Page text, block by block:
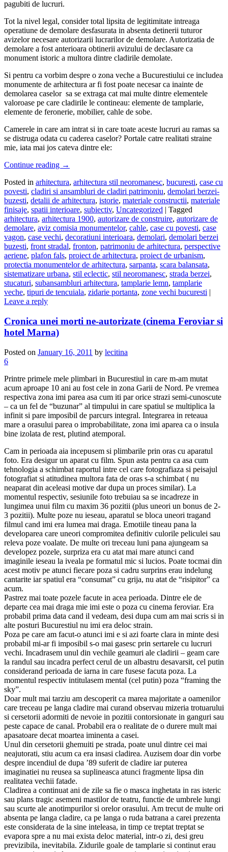
pagubiti de lucruri.
Tot la nivel legal, consider total lipsita de legitimitate intreaga
operatiune de demolare desfasurata in absenta detinerii tuturor
avizelor necesare autorizarii lucrarilor de demolare. Autorizatia de
demolare a fost anterioara obtinerii avizului de declasare ca
monument istoric a multora dintre cladirile demolate.
Si pentru ca vorbim despre o zona veche a Bucurestiului ce includea
monumente de arhitectura ar fi fost poate necesar ca inainte de
demolarea caselor sa se extraga cat mai multe dintre elementele
valoroase pe care cladirile le contineau: elemente de tamplarie,
elemente de feronerie, mobilier, cahle de sobe.
Camerele in care am intrat si in care toate aceste lucruri au ramas sa
se distruga odata cu caderea caselor? Portale catre realitati straine
mie, iata mai jos cateva dintre ele:
Continue reading →
Posted in arhitectura, arhitectura stil neoromanesc, bucuresti, case cu
povesti, cladiri si ansambluri de cladiri patrimoniu, demolari berzei-
buzesti, detalii de arhitectura, istorie, materiale constructii, materiale
finisaje, spatii interioare, subiectiv, Uncategorized | Tagged
arhitectura, arhitectura 1900, autorizare de construire, autorizare de
demolare, aviz comisia monumentelor, cahle, case cu povesti, case
vagon, case vechi, decoratiuni interioara, demolari, demolari berzei
buzesti, front stradal, fronton, patrimoniu de arhitectura, perspective
aeriene, plafon fals, proiect de arhitectura, proiect de urbanism,
protectia monumentelor de arhitectura, sarpanta, scara balansata,
sistematizare urbana, stil eclectic, stil neoromanesc, strada berzei,
stucaturi, subansambluri arhitectura, tamplarie lemn, tamplarie
veche, tipuri de tencuiala, zidarie portanta, zone vechi bucuresti |
Leave a reply
Cronica unei morti ne-autorizate (cinema Feroviar si
hotel Marna)
Posted on January 16, 2011 by lecitina
6
Printre primele mele plimbari in Bucurestiul in care m-am mutat
acum aproape 10 ani au fost cele in zona Garii de Nord. Pe vremea
respectiva zona imi parea asa cum iti par orice strazi semi-cunoscute
– ca un fel de “buzunar” al timpului in care spatiul se multiplica la
infinit si pare imposibil de parcurs integral. Integrarea in reteaua
mare a orasului parea o improbabilitate, zona imi aparea ca o insula
bine izolata de rest, plutind atemporal.
Cam in perioada aia incepusem si plimbarile prin oras cu aparatul
foto. Era desigur un aparat cu film. Spun asta pentru ca asa cum
tehnologia a schimbat raportul intre cel care fotografiaza si peisajul
fotografiat si atitudinea multora fata de oras s-a schimbat ( nu
neaparat din aceleasi motive dar dupa un proces similar). La
momentul respectiv, sesiunile foto trebuiau sa se incadreze in
lungimea unui film cu maxim 36 pozitii (plus uneori un bonus de 2-
3 pozitii). Multe poze nu ieseau, aparatul se bloca uneori tragand
filmul cand imi era lumea mai draga. Emotiile tineau pana la
developarea care uneori compromitea definitiv culorile peliculei sau
releva poze voalate. De multe ori treceau luni pana ajungeam sa
developez pozele, surpriza era cu atat mai mare atunci cand
imaginile ieseau la iveala pe formatul mic si lucios. Poate tocmai din
acest motiv pe atunci fiecare poza si cadru surprins erau indelung
cantarite iar spatiul era “consumat” cu grija, nu atat de “risipitor” ca
acum.
Pastrez mai toate pozele facute in acea perioada. Dintre ele de
departe cea mai draga mie imi este o poza cu cinema feroviar. Era
probabil prima data cand il vedeam, desi dupa cum am mai scris si in
alte posturi Bucurestiul nu imi era deloc strain.
Poza pe care am facut-o atunci imi e si azi foarte clara in minte desi
probabil mi-ar fi imposibil s-o mai gasesc prin sertarele cu lucruri
vechi. Incadrasem unul din vechile geamuri ale cladirii – geam care
la randul sau incadra perfect cerul de un albastru desavarsit, cel putin
considerand perioada de iarna in care fusese facuta poza. La
momentul respectiv intitulasem mental (cel putin) poza “framing the
sky”.
Doar mult mai tarziu am descoperit ca marea majoritate a oamenilor
care treceau pe langa cladire mai curand observau mizeria trotuarului
si cersetorii adormiti de nevoie in pozitii contorsionate in ganguri sau
peste capace de canal. Probabil era o realitate de o durere mult mai
apasatoare decat moartea iminenta a casei.
Unul din cersetorii ghemuiti pe strada, poate unul dintre cei mai
neajutorati, stiu acum ca era insasi cladirea. Auzisem doar din vorbe
despre incendiul de dupa ’89 suferit de cladire iar puterea
imaginatiei nu reusea sa suplineasca atunci fragmente lipsa din
realitatea vechii fatade.
Cladirea a continuat ani de zile sa fie o masca inghetata in ras isteric
sau plans tragic asemeni mastilor de teatru, functie de umbrele lungi
sau scurte ale anotimpurilor si orelor orasului. Am trecut de multe ori
absenta pe langa cladire, ca pe langa o ruda batrana a carei prezenta
este considerata de la sine inteleasa, in timp ce treptat treptat se
evapora spre a nu mai exista deloc material, intr-o zi, desi greu
previzibila, inevitabila. Zidurile goale de tamplarie si continut erau